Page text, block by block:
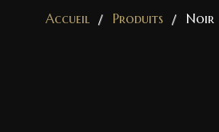
Accueil Produits Noir